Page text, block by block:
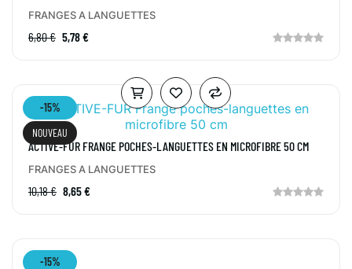
FRANGES A LANGUETTES
6,80 € 5,78 €
-15%
NOUVEAU
ACTIVE-FUR FRANGE POCHES-LANGUETTES EN MICROFIBRE 50 CM
FRANGES A LANGUETTES
10,18 € 8,65 €
-15%